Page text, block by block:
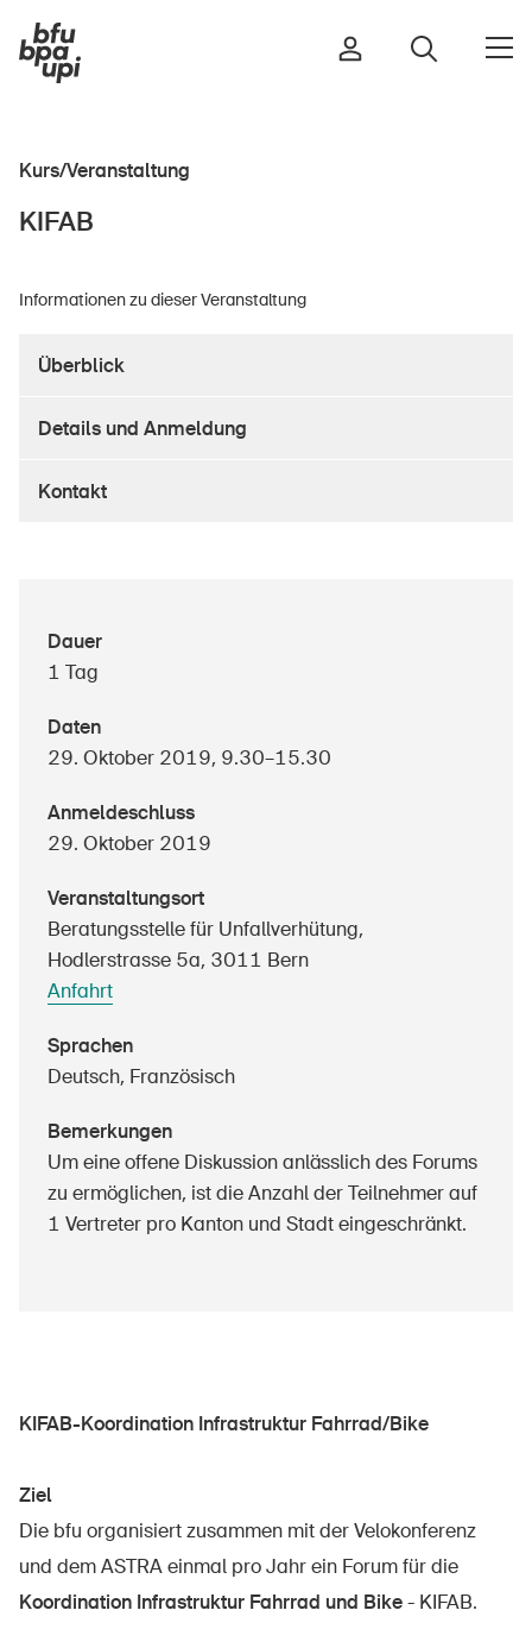
Sport & Bewegung
Gebäude & Anlagen
In der Kindheit
In der Schule
Über die BFU
Medien
Politik
Sinus Plus
Kampagnen
Bestellen & herunterladen
Sichere Produkte
Rechtsfragen & Gerichtsentscheide
Sicherheitsdelegierte & Gemeinden
Kontakt & Beratung
Kurs/Veranstaltung
KIFAB
Informationen zu dieser Veranstaltung
Überblick
Details und Anmeldung
Kontakt
Dauer
1 Tag
Daten
29. Oktober 2019, 9.30–15.30
Anmeldeschluss
29. Oktober 2019
Veranstaltungsort
Beratungsstelle für Unfallverhütung,
Hodlerstrasse 5a, 3011 Bern
Anfahrt
Sprachen
Deutsch, Französisch
Bemerkungen
Um eine offene Diskussion anlässlich des Forums
zu ermöglichen, ist die Anzahl der Teilnehmer auf
1 Vertreter pro Kanton und Stadt eingeschränkt.
KIFAB-Koordination Infrastruktur Fahrrad/Bike
Ziel
Die bfu organisiert zusammen mit der Velokonferenz
und dem ASTRA einmal pro Jahr ein Forum für die
Koordination Infrastruktur Fahrrad und Bike- KIFAB.